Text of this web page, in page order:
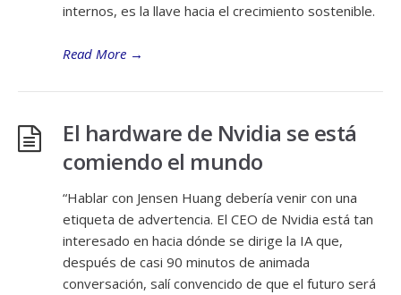
internos, es la llave hacia el crecimiento sostenible.
Read More →
El hardware de Nvidia se está
comiendo el mundo
“Hablar con Jensen Huang debería venir con una
etiqueta de advertencia. El CEO de Nvidia está tan
interesado en hacia dónde se dirige la IA que,
después de casi 90 minutos de animada
conversación, salí convencido de que el futuro será